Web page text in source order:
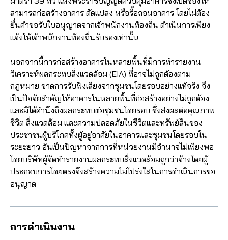
สามารถก่อสร้างอาคาร ดัดแปลง หรือรื้อถอนอาคาร โดยไม่ต้อง
ยื่นคำขอรับใบอนุญาตจากเจ้าพนักงานท้องถิ่น ดำเนินการเพียง
แจ้งให้เจ้าพนักงานท้องถิ่นรับรองเท่านั้น
นอกจากนี้การก่อสร้างอาคารในหลายพื้นที่มีการทำรายงาน
วิเคราะห์ผลกระทบสิ่งแวดล้อม (EIA) ที่อาจไม่ถูกต้องตาม
กฎหมาย ขาดการรับฟังเสียงจากชุมชนโดยรอบอย่างแท้จริง จึง
เป็นปัจจัยสำคัญให้อาคารในหลายพื้นที่ก่อสร้างอย่างไม่ถูกต้อง
และมิได้คำนึงถึงผลกระทบต่อชุมชนโดยรอบ ซึ่งส่งผลต่อคุณภาพ
ชีวิต สิ่งแวดล้อม และความปลอดภัยในชีวิตและทรัพย์สินของ
ประชาชนผู้บริโภคทั้งผู้อยู่อาศัยในอาคารและชุมชนโดยรอบใน
ระยะยาว อันเป็นปัญหาจากการที่หน่วยงานมีอำนาจไม่เพียงพอ
โดยบริษัทผู้จัดทำรายงานผลกระทบสิ่งแวดล้อมถูกว่าจ้างโดยผู้
ประกอบการโดยตรงจึงสร้างความไม่โปร่งใสในการดำเนินการขอ
อนุญาต
การดำเนินงาน